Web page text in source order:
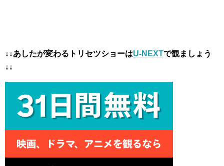
↓↓あしたが変わるトリセツショーはU-NEXTで観ましょう
↓↓